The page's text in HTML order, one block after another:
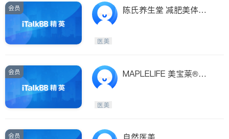
会员
陈氏养生堂 减肥美体专
医美
会员
MAPLELIFE 美宝莱®－
医美
会员